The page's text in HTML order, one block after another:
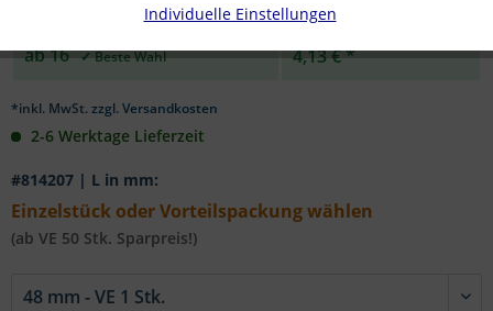
4,43 € *
ab16 4,13 € *
*inkl. MwSt. zzgl. Versandkosten
2-6 Werktage Lieferzeit
#814207 | L in mm:
Einzelstück oder Vorteilspackung wählen
(ab VE 50 Stk. Sparpreis!)
Individuelle Einstellungen